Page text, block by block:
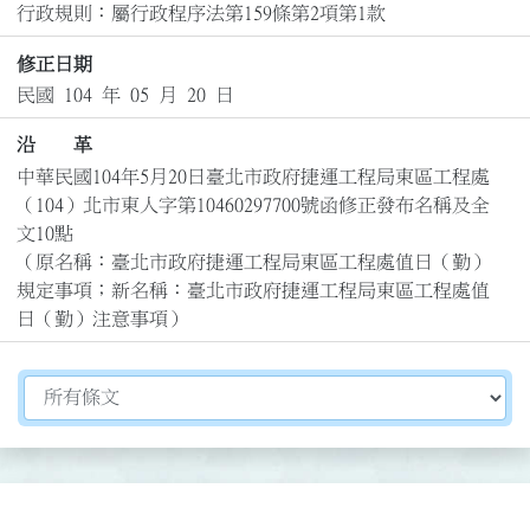
行政規則：屬行政程序法第159條第2項第1款
修正日期
民國 104 年 05 月 20 日
沿 革
中華民國104年5月20日臺北市政府捷運工程局東區工程處
（104）北市東人字第10460297700號函修正發布名稱及全
文10點
（原名稱：臺北市政府捷運工程局東區工程處值日（勤）
規定事項；新名稱：臺北市政府捷運工程局東區工程處值
日（勤）注意事項）
切換選擇法規資訊內容